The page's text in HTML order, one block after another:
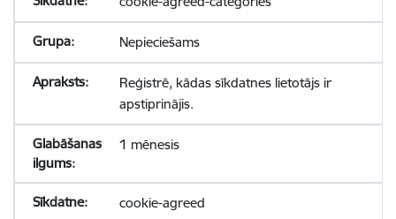
Nepieciešams
Reģistrē, kādas sīkdatnes lietotājs ir
apstiprinājis.
1 mēnesis
cookie-agreed